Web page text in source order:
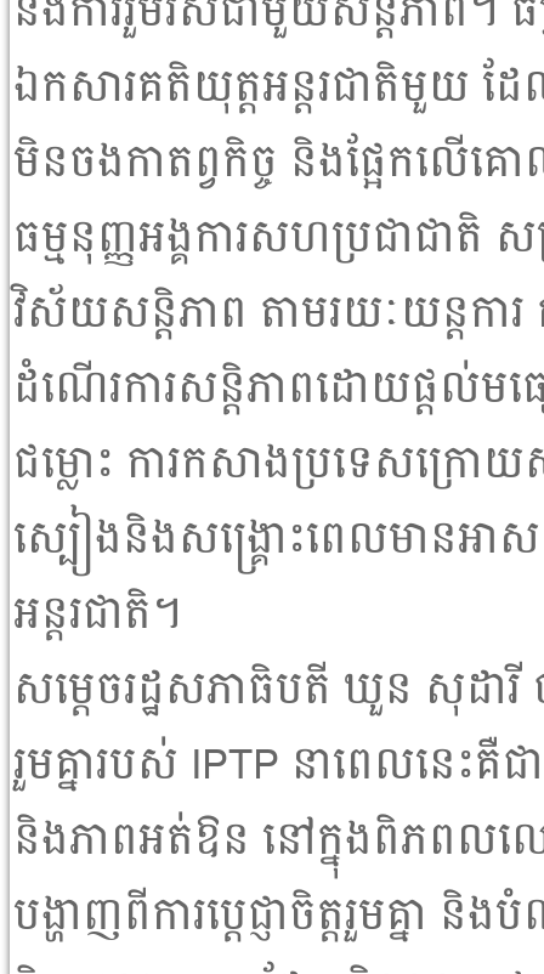
ឯកសារគតិយុត្តអន្តរជាតិមួយ
មិនចងកាតព្វកិច្ច និងផ្អែកល
ធម្មនុញ្ញអង្គការសហប្រជាជាតិ
វិស័យសន្តិភាព តាមរយៈយន្តការ
ដំណើរការសន្តិភាពដោយផ្តល់
ជម្លោះ ការកសាងប្រទេសក្រោយ
ស្បៀងនិងសង្រ្គោះពេលមានអាស
អន្តរជាតិ។
សម្តេចរដ្ឋសភាធិបតី ឃួន សុដា
រួមគ្នារបស់ IPTP នាពេលនេះគឺជ
និងភាពអត់ឱន នៅក្នុងពិភពលលោ
បង្ហាញពីការប្តេជ្ញាចិត្តរួមគ្នា